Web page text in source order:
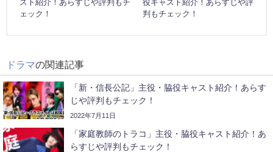
スト紹介！あらすじや評判もチ
ェック！
役キャスト紹介！あらすじや評
判もチェック！
ドラマの関連記事
「新・信長公記」主役・脇役キャスト紹介！あらす
じや評判もチェック！
2022年7月11日
「家庭教師のトラコ」主役・脇役キャスト紹介！あ
らすじや評判もチェック！